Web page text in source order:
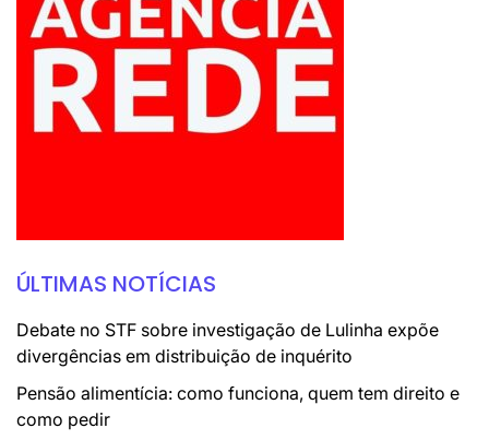
ÚLTIMAS NOTÍCIAS
Debate no STF sobre investigação de Lulinha expõe
divergências em distribuição de inquérito
Pensão alimentícia: como funciona, quem tem direito e
como pedir